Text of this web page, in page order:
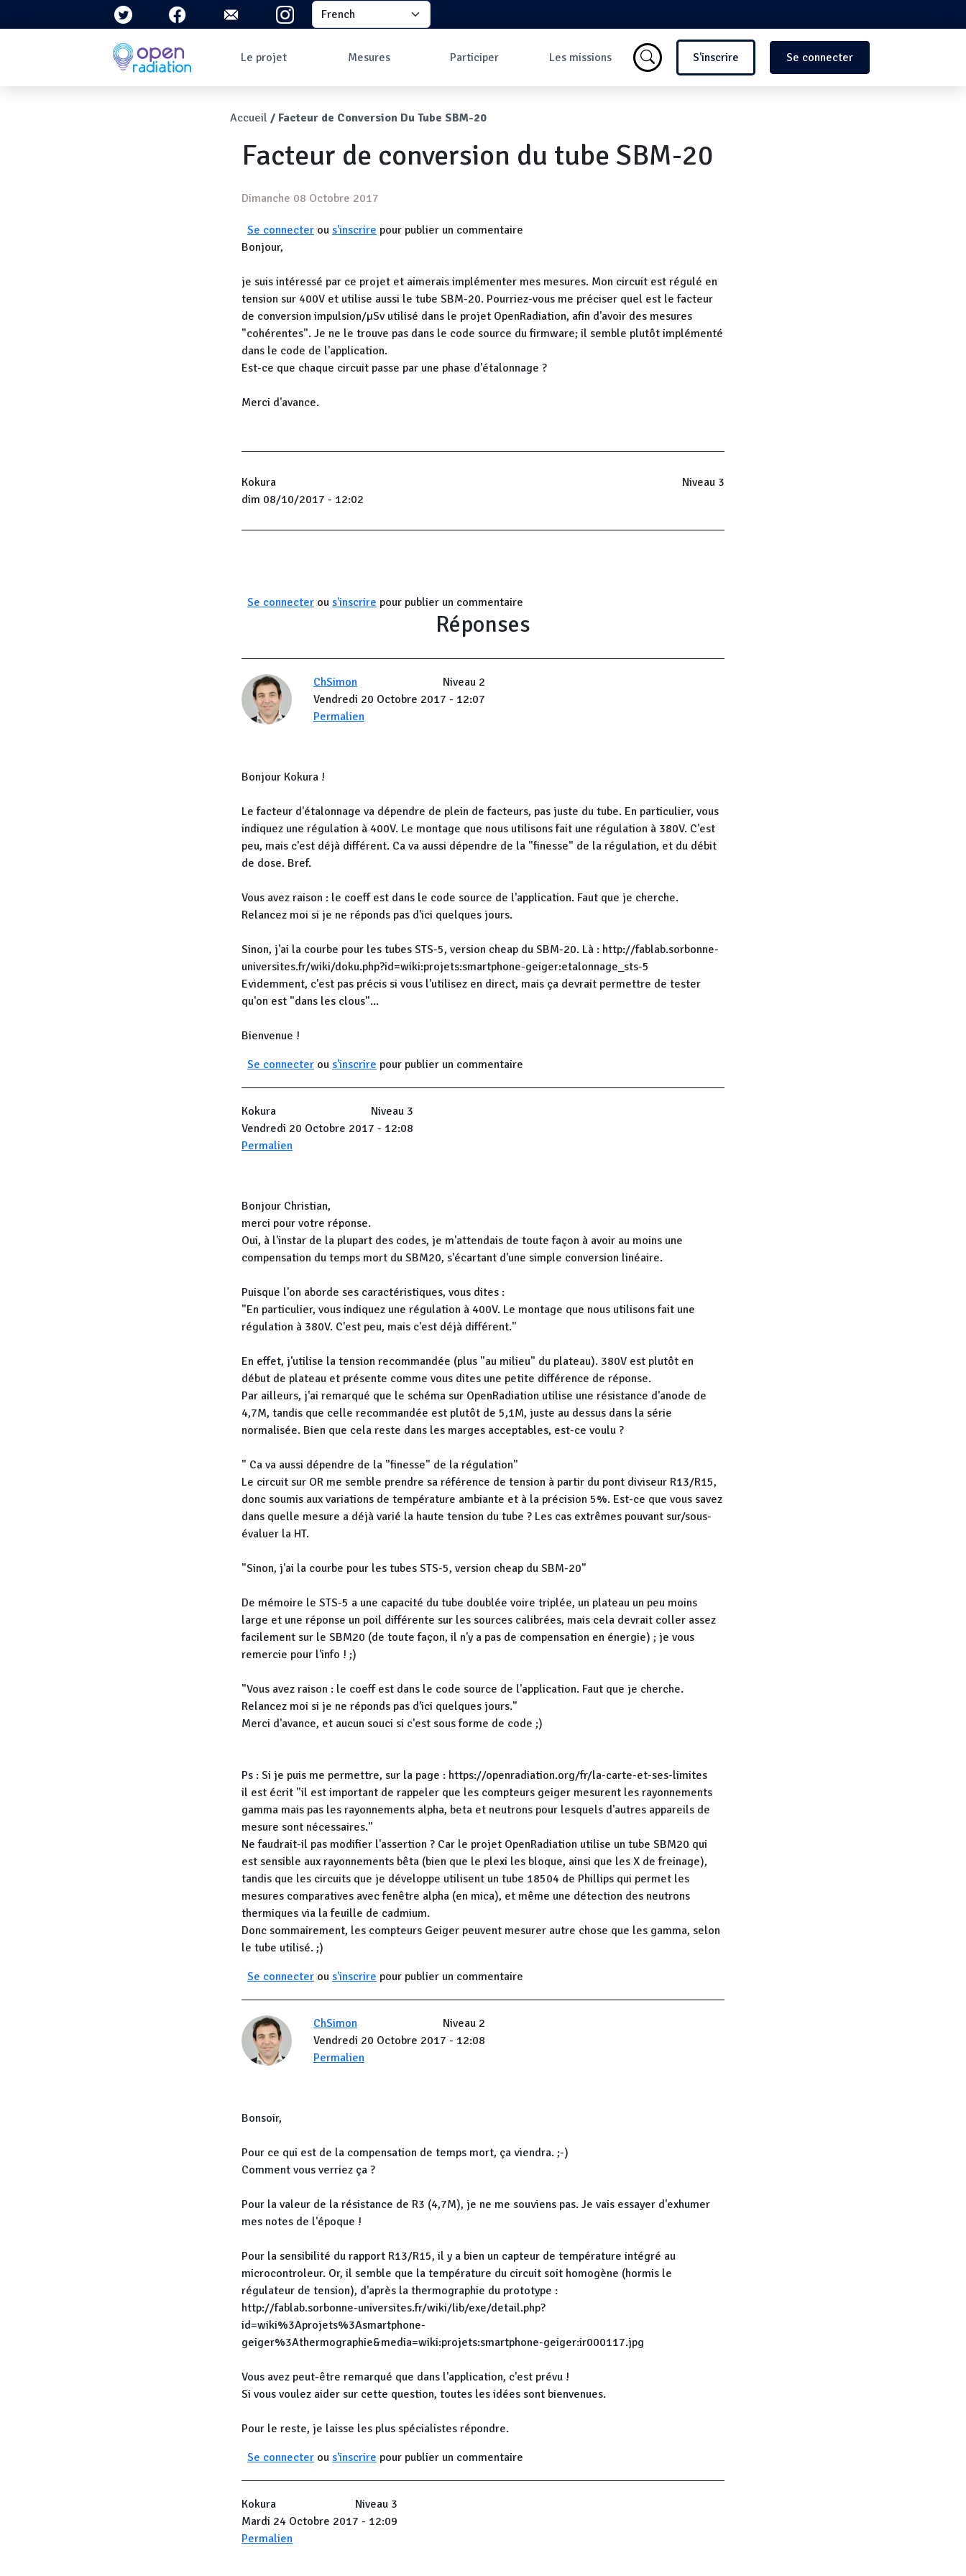
Aller au contenu principal Select your language
Le projet
Qu'est-ce que la
Question/Réponses
Lettres
Mesures
Les données
au sol
Carte des mesures
Mesures les plus
Participer
Comment prendre
Pourquoi rejoindre
la communauté ?
Les missions Menu du compte de
S'inscrire Se connecter
Fil d'Ariane
Accueil Facteur de Conversion Du Tube SBM-20
Facteur de conversion du tube SBM-20
Dimanche 08 Octobre 2017
Se connecter ou s'inscrire pour publier un commentaire
Bonjour,
je suis intéressé par ce projet et aimerais implémenter mes mesures. Mon circuit est régulé en
tension sur 400V et utilise aussi le tube SBM-20. Pourriez-vous me préciser quel est le facteur
de conversion impulsion/µSv utilisé dans le projet OpenRadiation, afin d'avoir des mesures
"cohérentes". Je ne le trouve pas dans le code source du firmware; il semble plutôt implémenté
dans le code de l'application.
Est-ce que chaque circuit passe par une phase d'étalonnage ?
Merci d'avance.
Kokura
Niveau 3
dim 08/10/2017 - 12:02
Se connecter ou s'inscrire pour publier un commentaire
Réponses
ChSimon
Niveau 2
Vendredi 20 Octobre 2017 - 12:07
Permalien
Bonjour Kokura !
Le facteur d'étalonnage va dépendre de plein de facteurs, pas juste du tube. En particulier, vous
indiquez une régulation à 400V. Le montage que nous utilisons fait une régulation à 380V. C'est
peu, mais c'est déjà différent. Ca va aussi dépendre de la "finesse" de la régulation, et du débit
de dose. Bref.
Vous avez raison : le coeff est dans le code source de l'application. Faut que je cherche.
Relancez moi si je ne réponds pas d'ici quelques jours.
Sinon, j'ai la courbe pour les tubes STS-5, version cheap du SBM-20. Là : http://fablab.sorbonne-
universites.fr/wiki/doku.php?id=wiki:projets:smartphone-geiger:etalonnage_sts-5
Evidemment, c'est pas précis si vous l'utilisez en direct, mais ça devrait permettre de tester
qu'on est "dans les clous"...
Bienvenue !
Se connecter ou s'inscrire pour publier un commentaire
Kokura
Niveau 3
Vendredi 20 Octobre 2017 - 12:08
Permalien
Bonjour Christian,
merci pour votre réponse.
Oui, à l'instar de la plupart des codes, je m'attendais de toute façon à avoir au moins une
compensation du temps mort du SBM20, s'écartant d'une simple conversion linéaire.
Puisque l'on aborde ses caractéristiques, vous dites :
"En particulier, vous indiquez une régulation à 400V. Le montage que nous utilisons fait une
régulation à 380V. C'est peu, mais c'est déjà différent."
En effet, j'utilise la tension recommandée (plus "au milieu" du plateau). 380V est plutôt en
début de plateau et présente comme vous dites une petite différence de réponse.
Par ailleurs, j'ai remarqué que le schéma sur OpenRadiation utilise une résistance d'anode de
4,7M, tandis que celle recommandée est plutôt de 5,1M, juste au dessus dans la série
normalisée. Bien que cela reste dans les marges acceptables, est-ce voulu ?
" Ca va aussi dépendre de la "finesse" de la régulation"
Le circuit sur OR me semble prendre sa référence de tension à partir du pont diviseur R13/R15,
donc soumis aux variations de température ambiante et à la précision 5%. Est-ce que vous savez
dans quelle mesure a déjà varié la haute tension du tube ? Les cas extrêmes pouvant sur/sous-
évaluer la HT.
"Sinon, j'ai la courbe pour les tubes STS-5, version cheap du SBM-20"
De mémoire le STS-5 a une capacité du tube doublée voire triplée, un plateau un peu moins
large et une réponse un poil différente sur les sources calibrées, mais cela devrait coller assez
facilement sur le SBM20 (de toute façon, il n'y a pas de compensation en énergie) ; je vous
remercie pour l'info ! ;)
"Vous avez raison : le coeff est dans le code source de l'application. Faut que je cherche.
Relancez moi si je ne réponds pas d'ici quelques jours."
Merci d'avance, et aucun souci si c'est sous forme de code ;)
Ps : Si je puis me permettre, sur la page : https://openradiation.org/fr/la-carte-et-ses-limites
il est écrit "il est important de rappeler que les compteurs geiger mesurent les rayonnements
gamma mais pas les rayonnements alpha, beta et neutrons pour lesquels d'autres appareils de
mesure sont nécessaires."
Ne faudrait-il pas modifier l'assertion ? Car le projet OpenRadiation utilise un tube SBM20 qui
est sensible aux rayonnements bêta (bien que le plexi les bloque, ainsi que les X de freinage),
tandis que les circuits que je développe utilisent un tube 18504 de Phillips qui permet les
mesures comparatives avec fenêtre alpha (en mica), et même une détection des neutrons
thermiques via la feuille de cadmium.
Donc sommairement, les compteurs Geiger peuvent mesurer autre chose que les gamma, selon
le tube utilisé. ;)
Se connecter ou s'inscrire pour publier un commentaire
ChSimon
Niveau 2
Vendredi 20 Octobre 2017 - 12:08
Permalien
Bonsoir,
Pour ce qui est de la compensation de temps mort, ça viendra. ;-)
Comment vous verriez ça ?
Pour la valeur de la résistance de R3 (4,7M), je ne me souviens pas. Je vais essayer d'exhumer
mes notes de l'époque !
Pour la sensibilité du rapport R13/R15, il y a bien un capteur de température intégré au
microcontroleur. Or, il semble que la température du circuit soit homogène (hormis le
régulateur de tension), d'après la thermographie du prototype :
http://fablab.sorbonne-universites.fr/wiki/lib/exe/detail.php?
id=wiki%3Aprojets%3Asmartphone-
geiger%3Athermographie&media=wiki:projets:smartphone-geiger:ir000117.jpg
Vous avez peut-être remarqué que dans l'application, c'est prévu !
Si vous voulez aider sur cette question, toutes les idées sont bienvenues.
Pour le reste, je laisse les plus spécialistes répondre.
Se connecter ou s'inscrire pour publier un commentaire
Kokura
Niveau 3
Mardi 24 Octobre 2017 - 12:09
Permalien